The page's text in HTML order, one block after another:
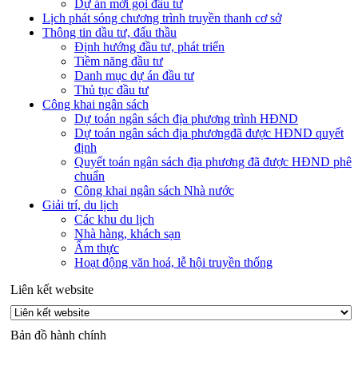
Dự án mời gọi đầu tư
Lịch phát sóng chương trình truyền thanh cơ sở
Thông tin dầu tư, đấu thầu
Định hướng đầu tư, phát triển
Tiềm năng đầu tư
Danh mục dự án đầu tư
Thủ tục đầu tư
Công khai ngân sách
Dự toán ngân sách địa phương trình HĐND
Dự toán ngân sách địa phươngđã được HĐND quyết
định
Quyết toán ngân sách địa phương đã được HĐND phê
chuẩn
Công khai ngân sách Nhà nước
Giải trí, du lịch
Các khu du lịch
Nhà hàng, khách sạn
Ẩm thực
Hoạt động văn hoá, lễ hội truyền thống
Liên kết website
Bản đồ hành chính